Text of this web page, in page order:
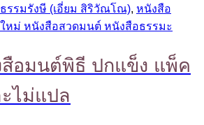
รรมรังษี (เอี่ยม สิริวัณโณ), หนังสือ
หม่ หนังสือสวดมนต์ หนังสือธรรมะ
สือมนต์พิธี ปกแข็ง แพ็ค
ไม่แปล